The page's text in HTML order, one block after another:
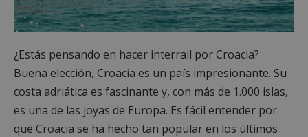
¿Estás pensando en hacer interrail por Croacia?
Buena elección, Croacia es un país impresionante. Su
costa adriática es fascinante y, con más de 1.000 islas,
es una de las joyas de Europa. Es fácil entender por
qué Croacia se ha hecho tan popular en los últimos